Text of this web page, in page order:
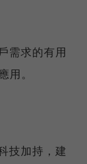
需求的有用
用。
技加持，建